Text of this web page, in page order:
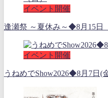
イベント開催
逢瀬祭 ～夏休み～◆8月15日
イベント開催
うねめでShow2026◆8月7日(